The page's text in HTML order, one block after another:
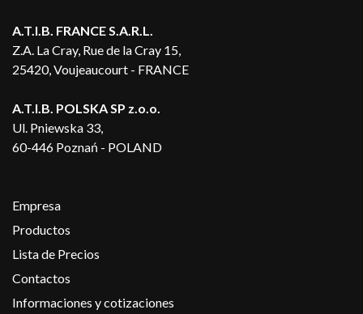
A.T.I.B. FRANCE S.A.R.L.
Z.A. La Cray, Rue de la Cray 15,
25420, Voujeaucourt - FRANCE
A.T.I.B. POLSKA SP z.o.o.
Ul. Pniewska 33,
60-446 Poznań - POLAND
Empresa
Productos
Lista de Precios
Contactos
Informaciones y cotizaciones